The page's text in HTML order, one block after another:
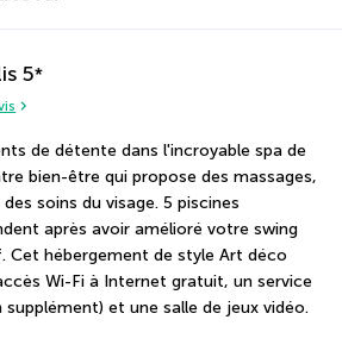
5*
de détente dans l'incroyable spa de
bien-être qui propose des massages,
soins du visage. 5 piscines
après avoir amélioré votre swing
Cet hébergement de style Art déco
Wi-Fi à Internet gratuit, un service
et une salle de jeux vidéo.